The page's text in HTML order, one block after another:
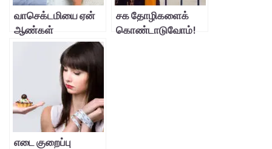
வாசெக்டமியை ஏன்
ஆண்கள்
விரும்புவதில்லை?
சக தோழிகளைக்
கொண்டாடுவோம்!
எடை குறைப்பு